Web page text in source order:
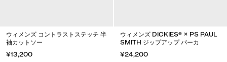
ウィメンズ コントラストステッチ 半
袖カットソー
¥13,200
ウィメンズ DICKIES® × PS PAUL
SMITH ジップアップ パーカ
¥24,200